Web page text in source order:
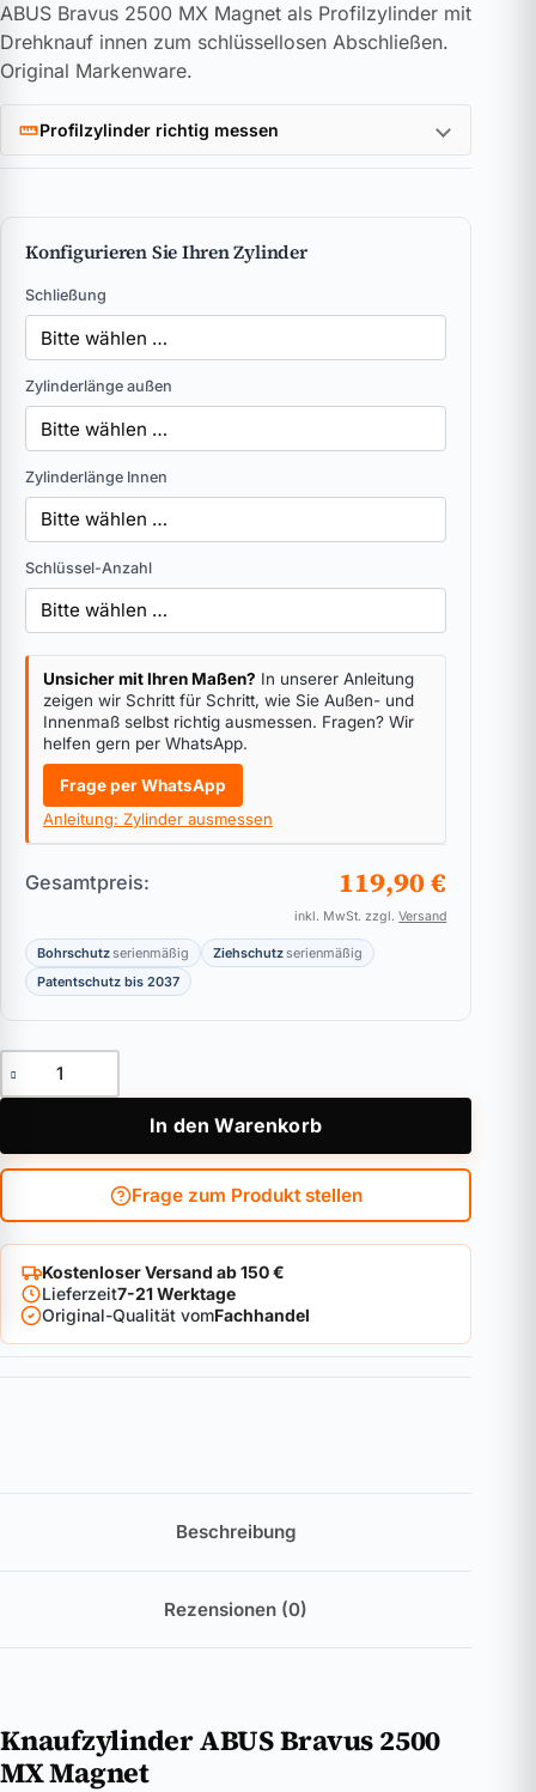
ABUS Bravus 2500 MX Magnet als Profilzylinder mit
Drehknauf innen zum schlüssellosen Abschließen.
Original Markenware.
Profilzylinder richtig messen
Konfigurieren Sie Ihren Zylinder
Schließung
Zylinderlänge außen
Zylinderlänge Innen
Schlüssel-Anzahl
Unsicher mit Ihren Maßen? In unserer Anleitung
zeigen wir Schritt für Schritt, wie Sie Außen- und
Innenmaß selbst richtig ausmessen. Fragen? Wir
helfen gern per WhatsApp.
Frage per WhatsApp
Anleitung: Zylinder ausmessen
Gesamtpreis: 119,90 €
inkl. MwSt. zzgl.Versand
Bohrschutzserienmäßig Ziehschutzserienmäßig
Patentschutz bis 2037
Knaufzylinder ABUS Bravus.2500 MX Magnet Menge
In den Warenkorb
Frage zum Produkt stellen
Kostenloser Versand ab 150 €
Lieferzeit7-21 Werktage
Original-Qualität vomFachhandel
Beschreibung
Rezensionen (0)
Knaufzylinder ABUS Bravus 2500
MX Magnet